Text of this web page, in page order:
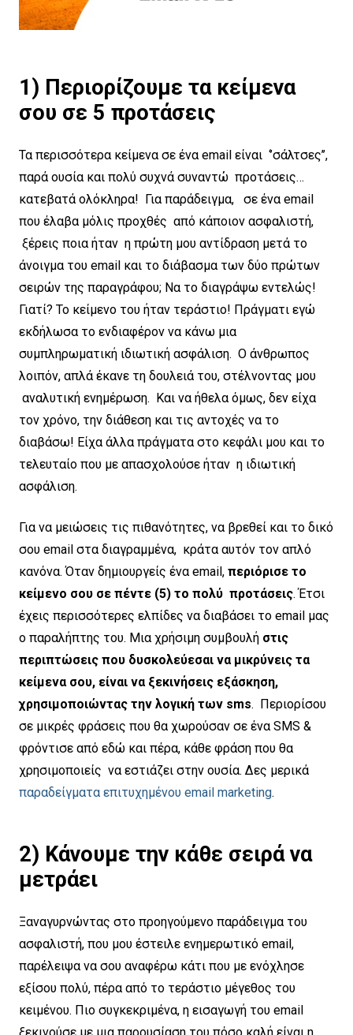
1) Περιορίζουμε τα κείμενα
σου σε 5 προτάσεις
Τα περισσότερα κείμενα σε ένα email είναι ‘’σάλτσες’’,
παρά ουσία και πολύ συχνά συναντώ προτάσεις…
κατεβατά ολόκληρα! Για παράδειγμα, σε ένα email
που έλαβα μόλις προχθές από κάποιον ασφαλιστή,
ξέρεις ποια ήταν η πρώτη μου αντίδραση μετά το
άνοιγμα του email και το διάβασμα των δύο πρώτων
σειρών της παραγράφου; Nα το διαγράψω εντελώς!
Γιατί? Το κείμενο του ήταν τεράστιο! Πράγματι εγώ
εκδήλωσα το ενδιαφέρον να κάνω μια
συμπληρωματική ιδιωτική ασφάλιση. Ο άνθρωπος
λοιπόν, απλά έκανε τη δουλειά του, στέλνοντας μου
αναλυτική ενημέρωση. Και να ήθελα όμως, δεν είχα
τον χρόνο, την διάθεση και τις αντοχές να το
διαβάσω! Είχα άλλα πράγματα στο κεφάλι μου και το
τελευταίο που με απασχολούσε ήταν η ιδιωτική
ασφάλιση.
Για να μειώσεις τις πιθανότητες, να βρεθεί και το δικό
σου email στα διαγραμμένα, κράτα αυτόν τον απλό
κανόνα. Όταν δημιουργείς ένα email, περιόρισε το
κείμενο σου σε πέντε (5) το πολύ προτάσεις. Έτσι
έχεις περισσότερες ελπίδες να διαβάσει το email μας
ο παραλήπτης του. Μια χρήσιμη συμβουλή στις
περιπτώσεις που δυσκολεύεσαι να μικρύνεις τα
κείμενα σου, είναι να ξεκινήσεις εξάσκηση,
χρησιμοποιώντας την λογική των sms. Περιορίσου
σε μικρές φράσεις που θα χωρούσαν σε ένα SMS &
φρόντισε από εδώ και πέρα, κάθε φράση που θα
χρησιμοποιείς να εστιάζει στην ουσία. Δες μερικά
παραδείγματα επιτυχημένου email marketing.
2) Κάνουμε την κάθε σειρά να
μετράει
Ξαναγυρνώντας στο προηγούμενο παράδειγμα του
ασφαλιστή, που μου έστειλε ενημερωτικό email,
παρέλειψα να σου αναφέρω κάτι που με ενόχλησε
εξίσου πολύ, πέρα από το τεράστιο μέγεθος του
κειμένου. Πιο συγκεκριμένα, η εισαγωγή του email